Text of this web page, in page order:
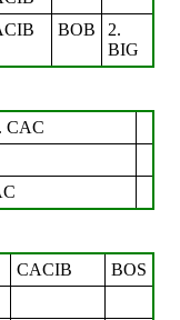
BOB
2.
BIG
CAC
CACIB
BOS